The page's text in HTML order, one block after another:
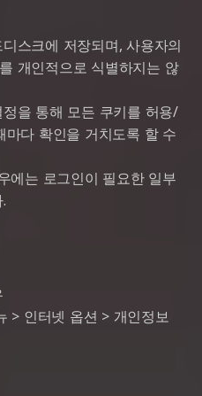
스크에 저장되며, 사용자의
개인적으로 식별하지는 않
을 통해 모든 쿠키를 허용/
마다 확인을 거치도록 할 수
에는 로그인이 필요한 일부
> 인터넷 옵션 > 개인정보